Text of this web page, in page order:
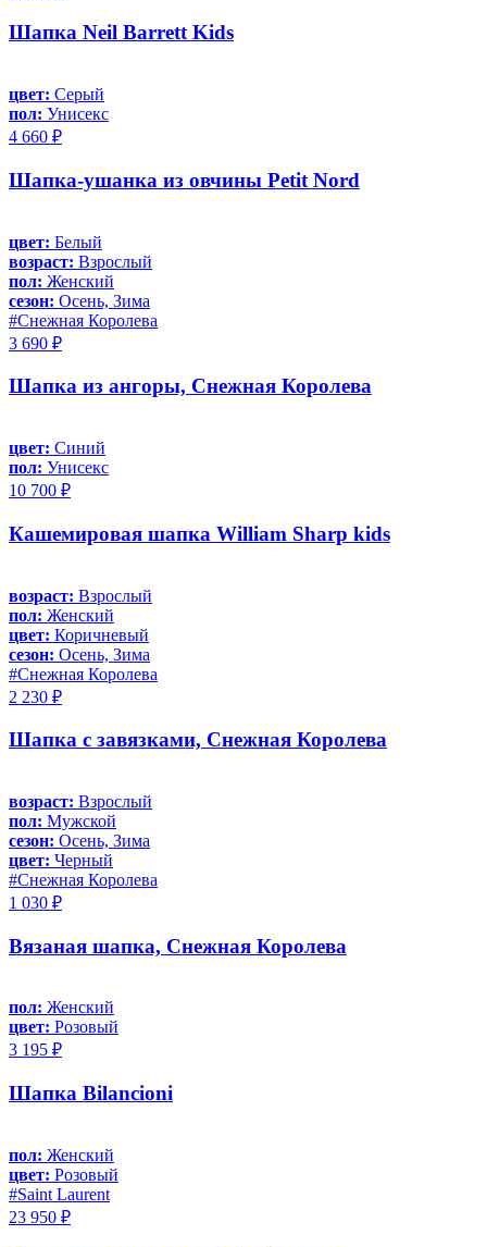
Шапка Neil Barrett Kids
цвет: Серый
пол: Унисекс
4 660 ₽
Шапка-ушанка из овчины Petit Nord
цвет: Белый
возраст: Взрослый
пол: Женский
сезон: Осень, Зима
#Снежная Королева
3 690 ₽
Шапка из ангоры, Снежная Королева
цвет: Синий
пол: Унисекс
10 700 ₽
Кашемировая шапка William Sharp kids
возраст: Взрослый
пол: Женский
цвет: Коричневый
сезон: Осень, Зима
#Снежная Королева
2 230 ₽
Шапка с завязками, Снежная Королева
возраст: Взрослый
пол: Мужской
сезон: Осень, Зима
цвет: Черный
#Снежная Королева
1 030 ₽
Вязаная шапка, Снежная Королева
пол: Женский
цвет: Розовый
3 195 ₽
Шапка Bilancioni
пол: Женский
цвет: Розовый
#Saint Laurent
23 950 ₽